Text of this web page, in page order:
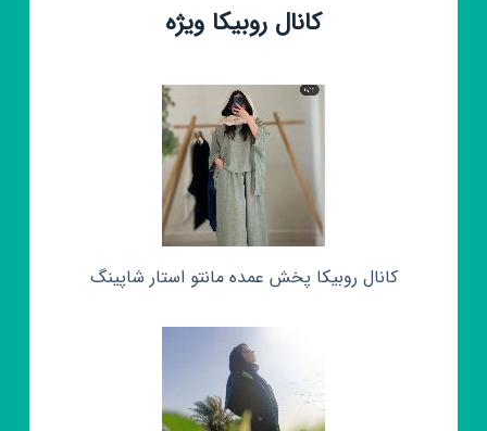
کانال روبیکا ویژه
کانال روبیکا پخش عمده مانتو استار شاپینگ